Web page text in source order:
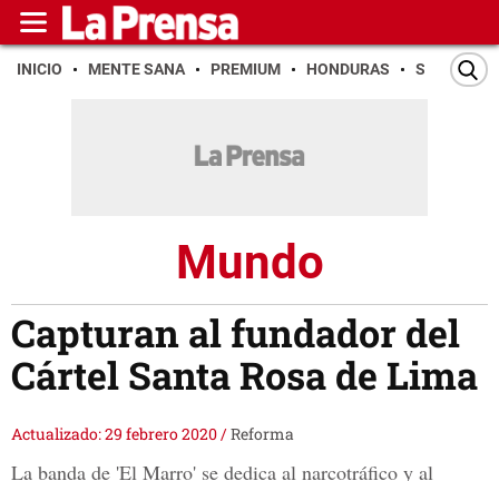
INICIO MENTE SANA PREMIUM HONDURAS SAN PEDRO
Mundo
Capturan al fundador del
Cártel Santa Rosa de Lima
Actualizado: 29 febrero 2020/Reforma
La banda de 'El Marro' se dedica al narcotráfico y al